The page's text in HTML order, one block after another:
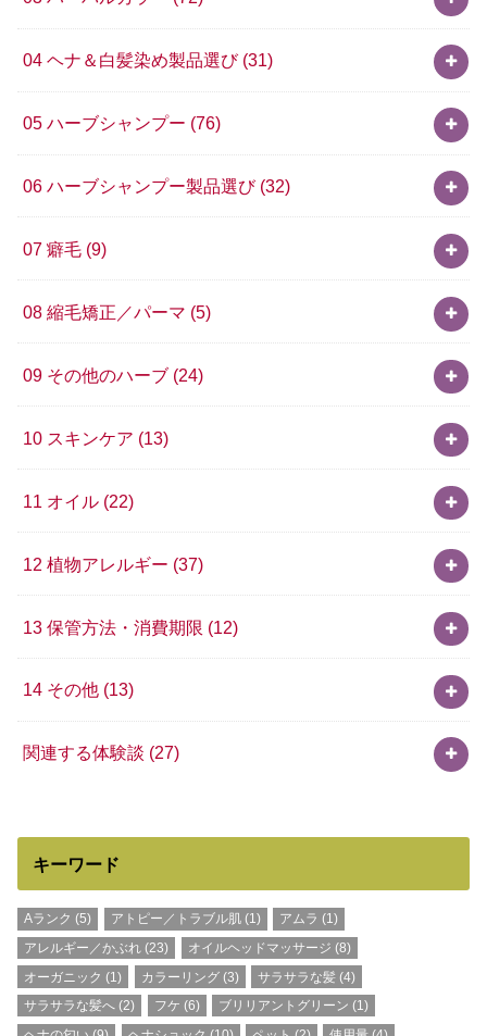
04 ヘナ＆白髪染め製品選び (31)
05 ハーブシャンプー (76)
06 ハーブシャンプー製品選び (32)
07 癖毛 (9)
08 縮毛矯正／パーマ (5)
09 その他のハーブ (24)
10 スキンケア (13)
11 オイル (22)
12 植物アレルギー (37)
13 保管方法・消費期限 (12)
14 その他 (13)
関連する体験談 (27)
キーワード
Aランク (5) アトピー／トラブル肌(1) アムラ (1)
アレルギー／かぶれ (23) オイルヘッドマッサージ (8)
オーガニック (1) カラーリング(3) サラサラな髪(4)
サラサラな髪へ (2) フケ (6) ブリリアントグリーン (1)